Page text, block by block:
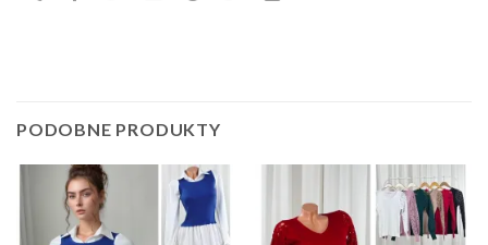
PODOBNE PRODUKTY